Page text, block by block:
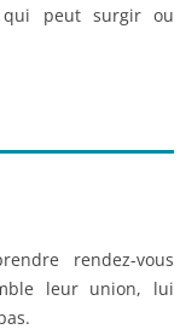
peut surgir ou
rendez-vous
leur union, lui